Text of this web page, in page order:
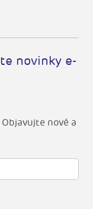
novinky e-
nové a